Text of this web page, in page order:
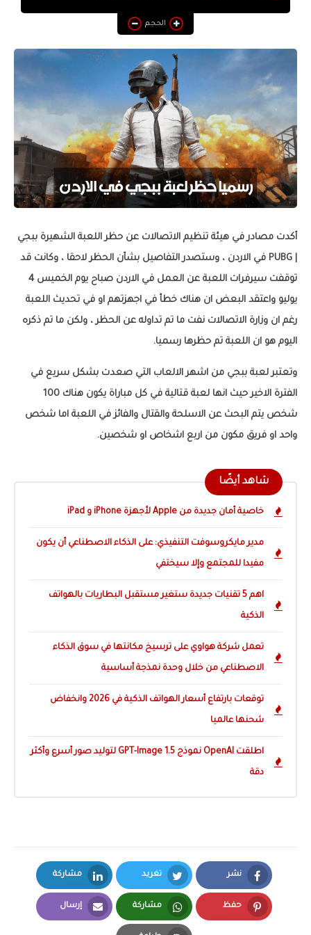
التطبيقات والبرامج
أنظمة التشغيل
أنترنت
الحجم
أكدت مصادر في هيئة تنظيم الاتصالات عن حظر اللعبة الشهيرة ببجي
| PUBG في الاردن ، وستصدر التفاصيل بشأن الحظر لاحقا ، وكانت قد
توقفت سيرفرات اللعبة عن العمل في الاردن صباح يوم الخميس 4
يوليو واعتقد البعض ان هناك خطأ في اجهزتهم او في تحديث اللعبة
رغم ان وزارة الاتصالات نفت ما تم تداوله عن الحظر ، ولكن ما تم ذكره
اليوم هو ان اللعبة تم حظرها رسميا.
وتعتبر لعبة ببجي من اشهر الالعاب التي صعدت بشكل سريع في
الفترة الاخير حيث انها لعبة قتالية في كل مباراة يكون هناك 100
شخص يتم البحث عن الاسلحة والقتال والفائز في اللعبة اما شخص
واحد او فريق مكون من اربع اشخاص او شخصين.
شاهد أيضًا
خاصية أمان جديدة من Apple لأجهزة iPhone و iPad
مدير مايكروسوفت التنفيذي: على الذكاء الاصطناعي أن يكون
مفيدا للمجتمع وإلا سيختفي
اهم 5 تقنيات جديدة ستغير مستقبل البطاريات بالهواتف
الذكية
تعمل شركة هواوي على ترسيخ مكانتها في سوق الذكاء
الاصطناعي من خلال وحدة نمذجة أساسية
توقعات بارتفاع أسعار الهواتف الذكية في 2026 وانخفاض
شحنها عالميا
اطلقت OpenAI نموذج GPT-Image 1.5 لتوليد صور أسرع وأكثر
دقة
نشر
Facebook
تغريد
Twitter
مشاركة
LinkedIn
حفظ مشاركة
Whatsapp
إرسال